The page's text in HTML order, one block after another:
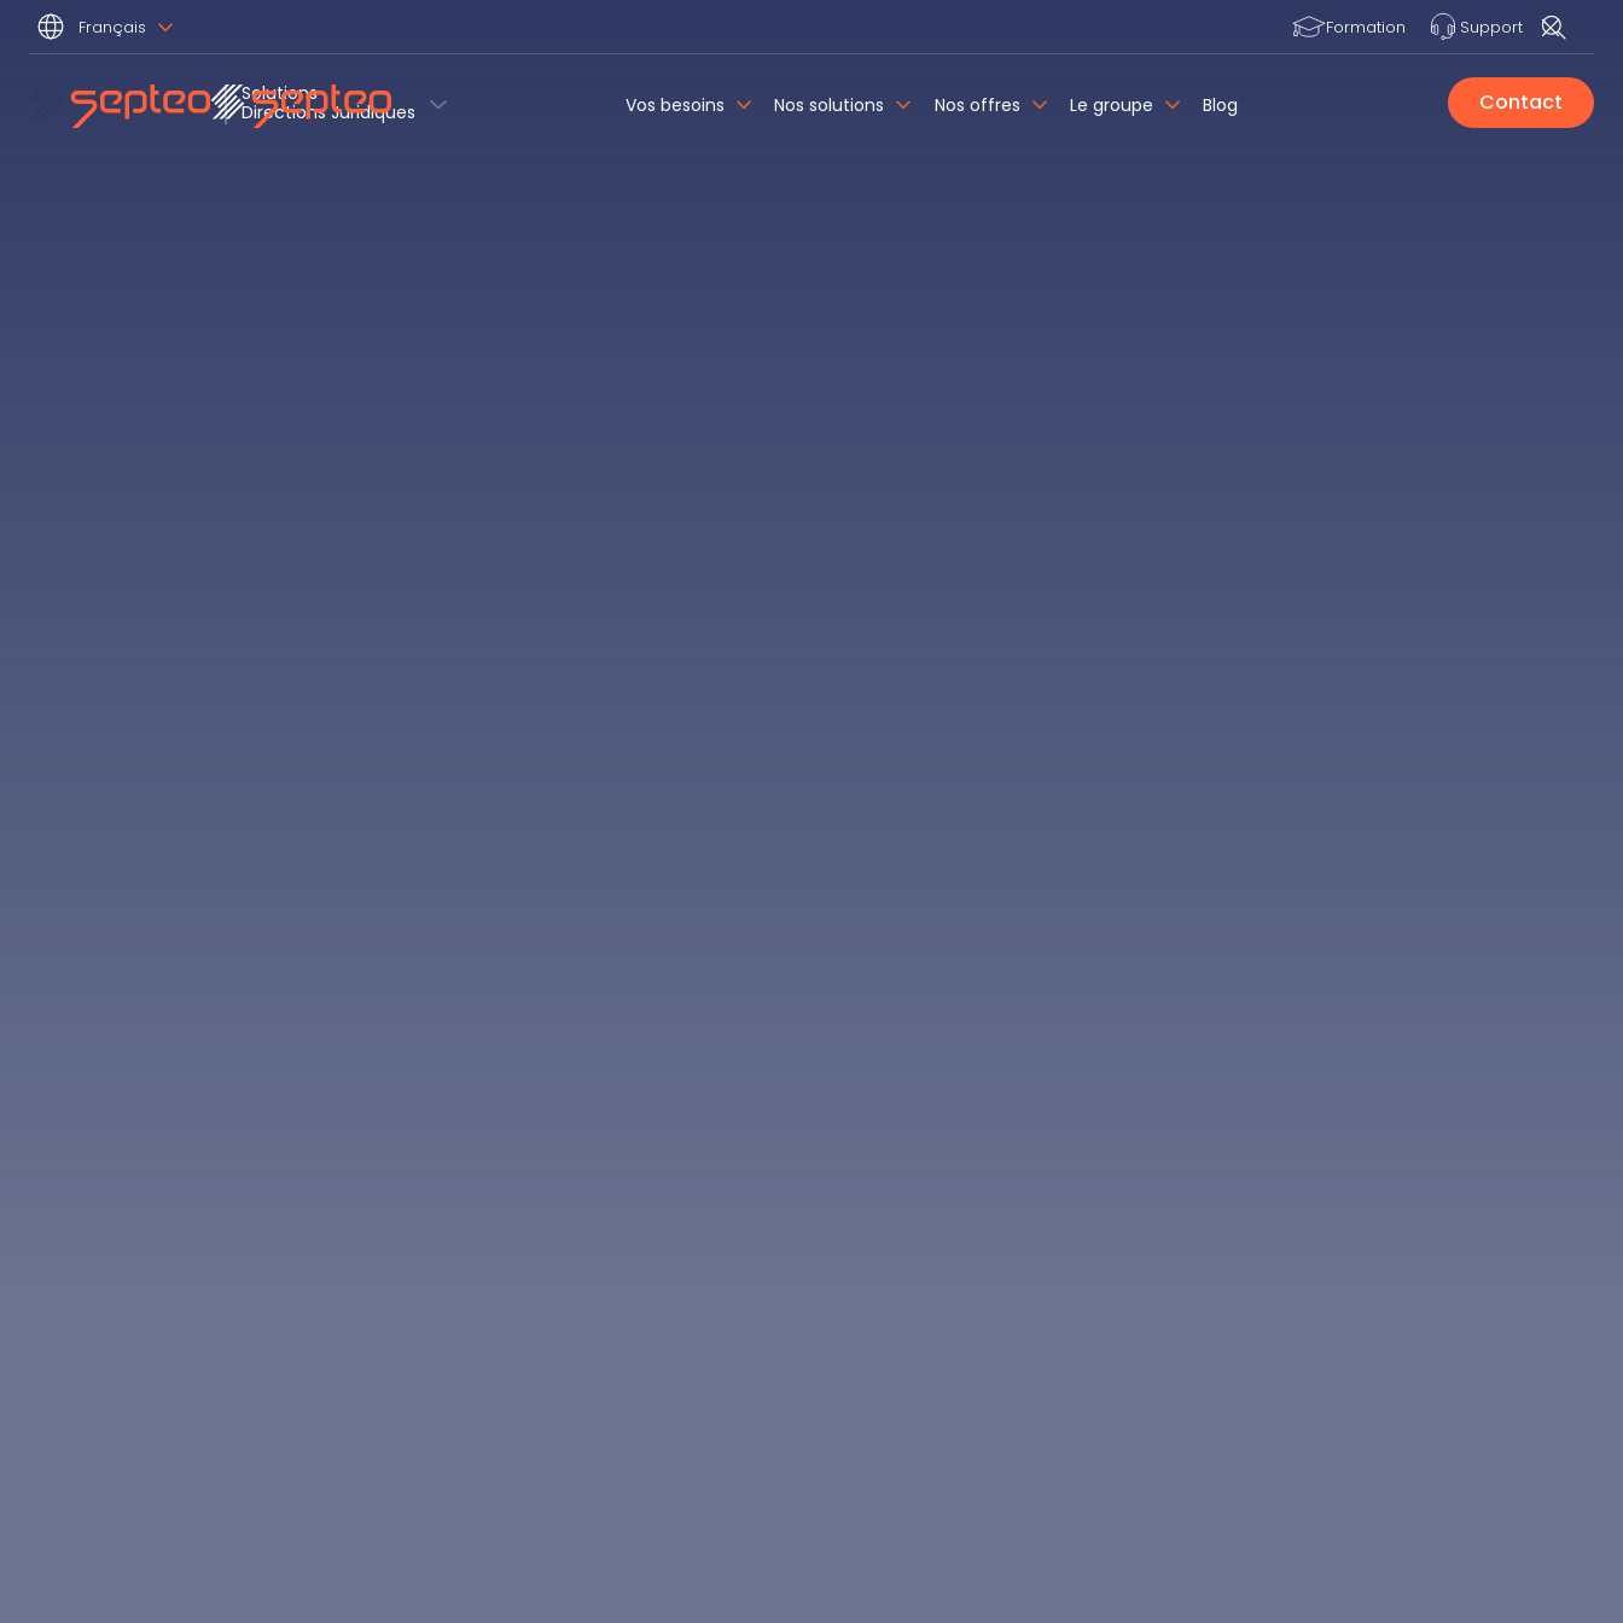
Français Formation Support
Solutions
Directions Juridiques
Vos besoins Nos solutions Nos offres Le groupe Blog Contact